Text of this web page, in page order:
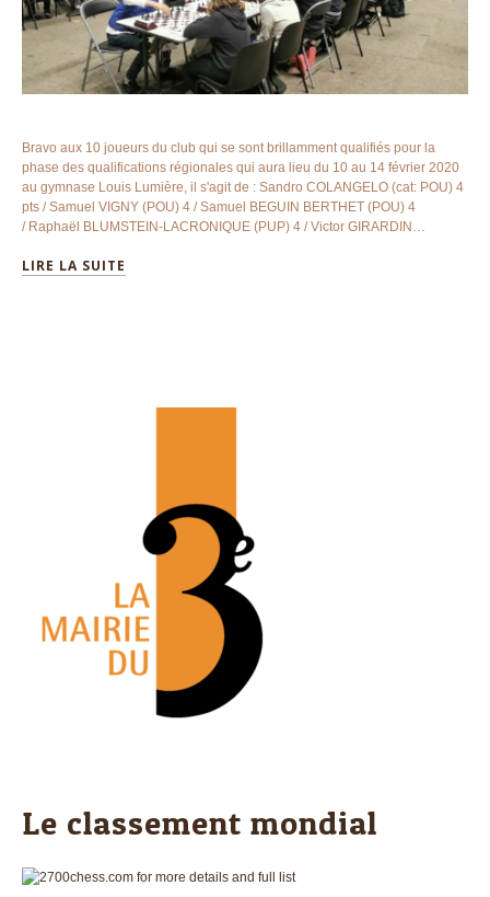
Bravo aux 10 joueurs du club qui se sont brillamment qualifiés pour la
phase des qualifications régionales qui aura lieu du 10 au 14 février 2020
au gymnase Louis Lumière, il s'agit de : Sandro COLANGELO (cat: POU) 4
pts / Samuel VIGNY (POU) 4 / Samuel BEGUIN BERTHET (POU) 4
/ Raphaël BLUMSTEIN-LACRONIQUE (PUP) 4 / Victor GIRARDIN…
LIRE LA SUITE
Le classement mondial